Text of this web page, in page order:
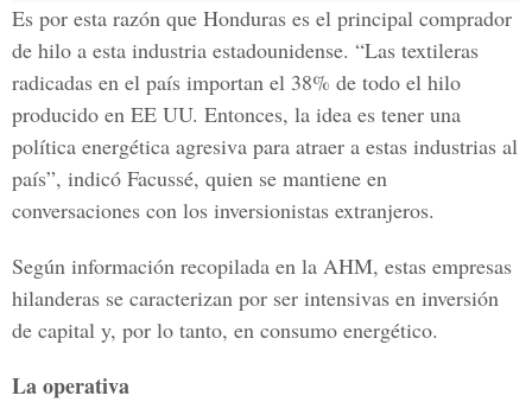
Es por esta razón que Honduras es el principal comprador
de hilo a esta industria estadounidense. “Las textileras
radicadas en el país importan el 38% de todo el hilo
producido en EE UU. Entonces, la idea es tener una
política energética agresiva para atraer a estas industrias al
país”, indicó Facussé, quien se mantiene en
conversaciones con los inversionistas extranjeros.
Según información recopilada en la AHM, estas empresas
hilanderas se caracterizan por ser intensivas en inversión
de capital y, por lo tanto, en consumo energético.
La operativa